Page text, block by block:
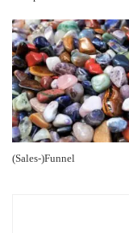
(Sales-)Funnel